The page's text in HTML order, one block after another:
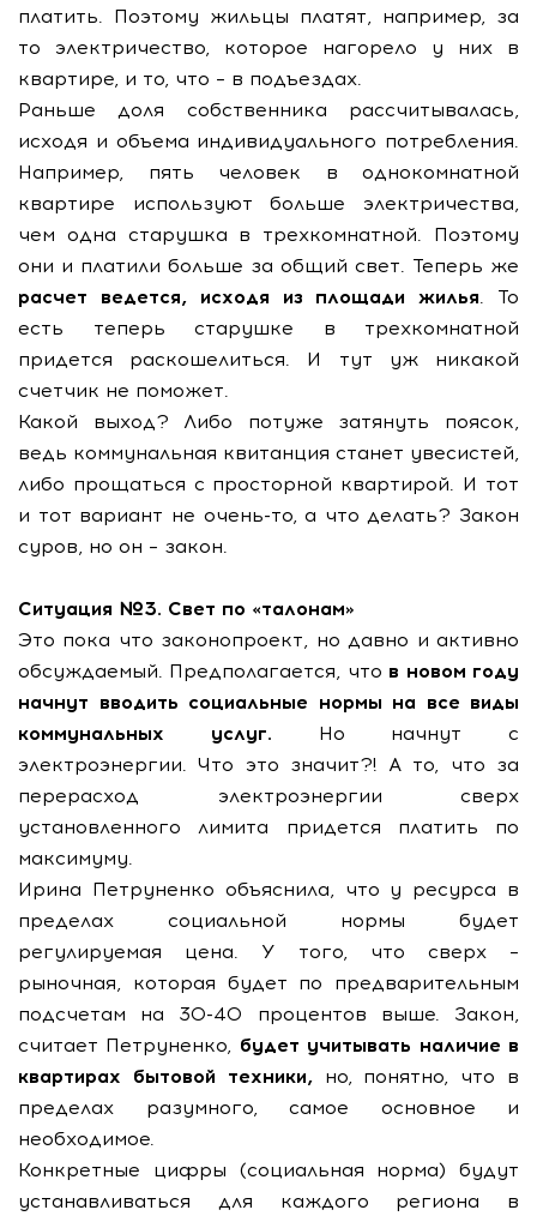
платить. Поэтому жильцы платят, например, за
то электричество, которое нагорело у них в
квартире, и то, что – в подъездах.
Раньше доля собственника рассчитывалась,
исходя и объема индивидуального потребления.
Например, пять человек в однокомнатной
квартире используют больше электричества,
чем одна старушка в трехкомнатной. Поэтому
они и платили больше за общий свет. Теперь же
расчет ведется, исходя из площади жилья. То
есть теперь старушке в трехкомнатной
придется раскошелиться. И тут уж никакой
счетчик не поможет.
Какой выход? Либо потуже затянуть поясок,
ведь коммунальная квитанция станет увесистей,
либо прощаться с просторной квартирой. И тот
и тот вариант не очень-то, а что делать? Закон
суров, но он – закон.
Ситуация №3. Свет по «талонам»
Это пока что законопроект, но давно и активно
обсуждаемый. Предполагается, что в новом году
начнут вводить социальные нормы на все виды
коммунальных услуг. Но начнут с
электроэнергии. Что это значит?! А то, что за
перерасход электроэнергии сверх
установленного лимита придется платить по
максимуму.
Ирина Петруненко объяснила, что у ресурса в
пределах социальной нормы будет
регулируемая цена. У того, что сверх –
рыночная, которая будет по предварительным
подсчетам на 30-40 процентов выше. Закон,
считает Петруненко, будет учитывать наличие в
квартирах бытовой техники, но, понятно, что в
пределах разумного, самое основное и
необходимое.
Конкретные цифры (социальная норма) будут
устанавливаться для каждого региона в